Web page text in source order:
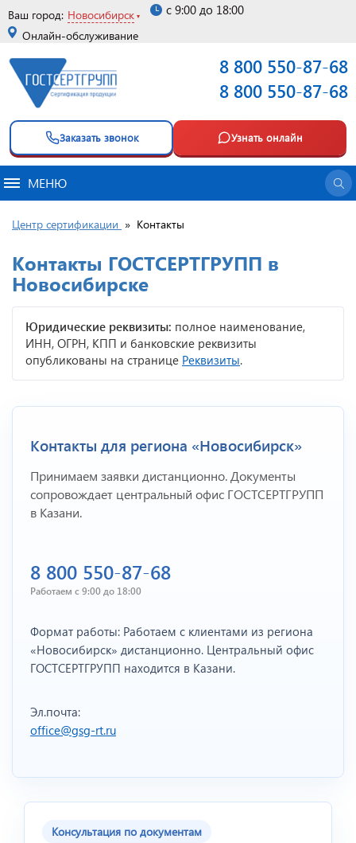
Ваш город: Новосибирск
Онлайн-обслуживание
с 9:00 до 18:00
8 800 550-87-68
8 800 550-87-68
Заказать звонок Узнать онлайн
МЕНЮ
Центр сертификации » Контакты
Контакты ГОСТСЕРТГРУПП в
Новосибирске
Юридические реквизиты: полное наименование,
ИНН, ОГРН, КПП и банковские реквизиты
опубликованы на странице Реквизиты.
Контакты для региона «Новосибирск»
Принимаем заявки дистанционно. Документы
сопровождает центральный офис ГОСТСЕРТГРУПП
в Казани.
8 800 550-87-68
Работаем с 9:00 до 18:00
Формат работы: Работаем с клиентами из региона
«Новосибирск» дистанционно. Центральный офис
ГОСТСЕРТГРУПП находится в Казани.
Эл.почта:
office@gsg-rt.ru
Консультация по документам